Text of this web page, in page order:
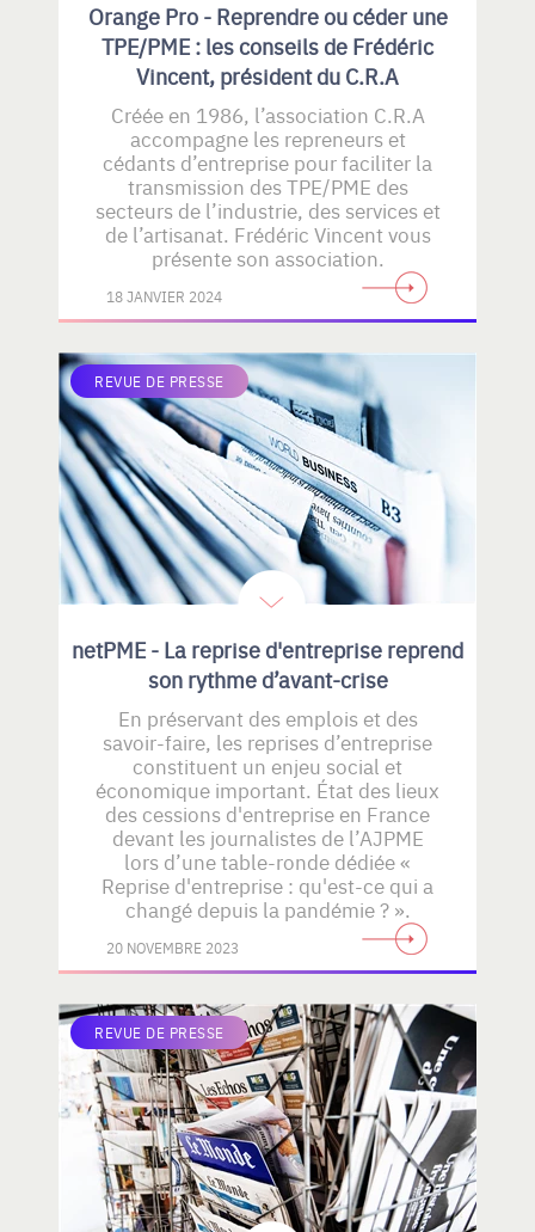
Orange Pro - Reprendre ou céder une
TPE/PME : les conseils de Frédéric
Vincent, président du C.R.A
Créée en 1986, l’association C.R.A
accompagne les repreneurs et
cédants d’entreprise pour faciliter la
transmission des TPE/PME des
secteurs de l’industrie, des services et
de l’artisanat. Frédéric Vincent vous
présente son association.
18 JANVIER 2024
REVUE DE PRESSE
netPME - La reprise d'entreprise reprend
son rythme d’avant-crise
En préservant des emplois et des
savoir-faire, les reprises d’entreprise
constituent un enjeu social et
économique important. État des lieux
des cessions d'entreprise en France
devant les journalistes de l’AJPME
lors d’une table-ronde dédiée «
Reprise d'entreprise : qu'est-ce qui a
changé depuis la pandémie ? ».
20 NOVEMBRE 2023
REVUE DE PRESSE